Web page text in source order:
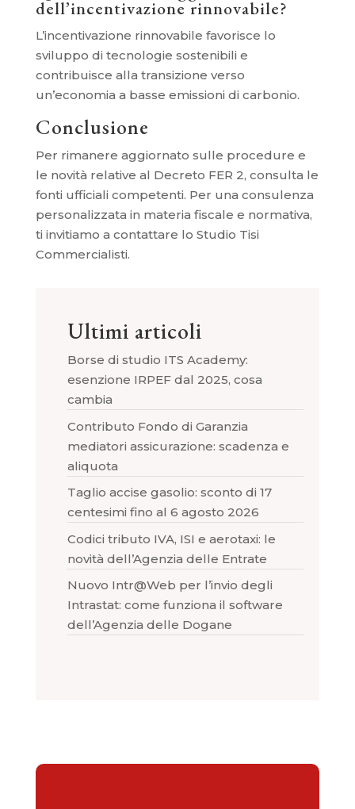
dell’incentivazione rinnovabile?
L’incentivazione rinnovabile favorisce lo
sviluppo di tecnologie sostenibili e
contribuisce alla transizione verso
un’economia a basse emissioni di carbonio.
Conclusione
Per rimanere aggiornato sulle procedure e
le novità relative al Decreto FER 2, consulta le
fonti ufficiali competenti. Per una consulenza
personalizzata in materia fiscale e normativa,
ti invitiamo a contattare lo Studio Tisi
Commercialisti.
Ultimi articoli
Borse di studio ITS Academy:
esenzione IRPEF dal 2025, cosa
cambia
Contributo Fondo di Garanzia
mediatori assicurazione: scadenza e
aliquota
Taglio accise gasolio: sconto di 17
centesimi fino al 6 agosto 2026
Codici tributo IVA, ISI e aerotaxi: le
novità dell’Agenzia delle Entrate
Nuovo Intr@Web per l’invio degli
Intrastat: come funziona il software
dell’Agenzia delle Dogane